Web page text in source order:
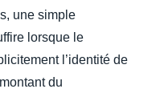
une simple
lorsque le
l’identité de
du